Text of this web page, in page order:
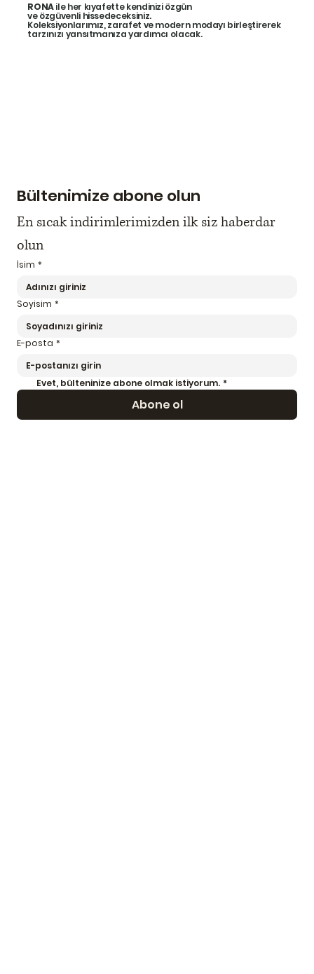
RONAile her kıyafette kendinizi özgün
ve özgüvenli hissedeceksiniz.
Koleksiyonlarımız, zarafet ve modern modayı birleştirerek
tarzınızı yansıtmanıza yardımcı olacak.
Bültenimize abone olun
En sıcak indirimlerimizden ilk siz haberdar
olun
İsim *
Soyisim *
E-posta *
Evet, bülteninize abone olmak istiyorum. *
Abone ol